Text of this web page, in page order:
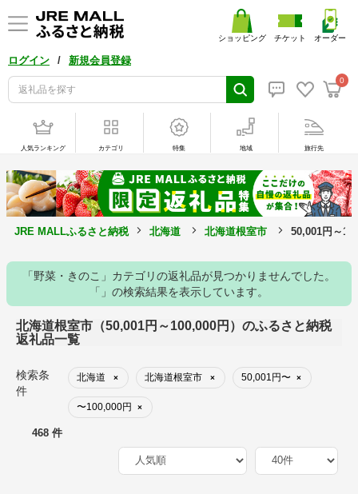
ログイン / 新規会員登録
0
ショッピング チケット オーダー
人気ランキング カテゴリ 特集 地域 旅行先
JRE MALLふるさと納税 北海道 北海道根室市 50,001円～
「野菜・きのこ」カテゴリの返礼品が見つかりませんでした。
「」の検索結果を表示しています。
北海道根室市（50,001円～100,000円）のふるさと納税
返礼品一覧
検索条
件
北海道 × 北海道根室市 × 50,001円〜 ×
〜100,000円 ×
468 件